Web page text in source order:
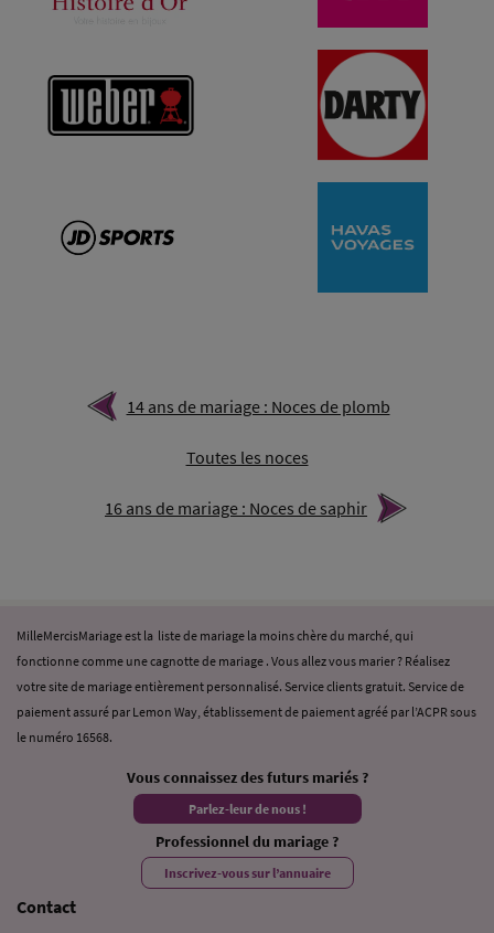
14 ans de mariage : Noces de plomb
Toutes les noces
16 ans de mariage : Noces de saphir
MilleMercisMariage est la liste de mariage la moins chère du marché, qui
fonctionne comme une cagnotte de mariage . Vous allez vous marier ? Réalisez
votre site de mariage entièrement personnalisé. Service clients gratuit. Service de
paiement assuré par Lemon Way, établissement de paiement agréé par l’ACPR sous
le numéro 16568.
Vous connaissez des futurs mariés ?
Parlez-leur de nous !
Professionnel du mariage ?
Inscrivez-vous sur l’annuaire
Contact